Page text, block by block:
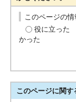
このページの
役に立った
かった
このページに関す